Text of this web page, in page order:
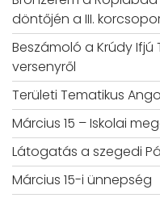
döntőjén a III.
Beszámoló a Krúdy Ifjú
versenyről
Területi Tematikus
Március 15 – Iskolai
Látogatás a szegedi
Március 15-i ünnepség